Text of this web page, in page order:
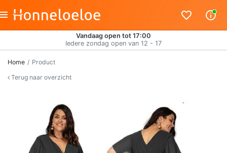
Vandaag open tot 17:00
Iedere zondag open van 12 - 17
Home
Product
Terug naar overzicht